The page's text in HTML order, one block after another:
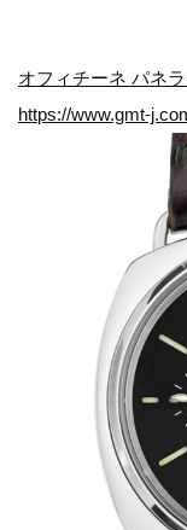
オフィチーネ パネ
https://www.gmt-